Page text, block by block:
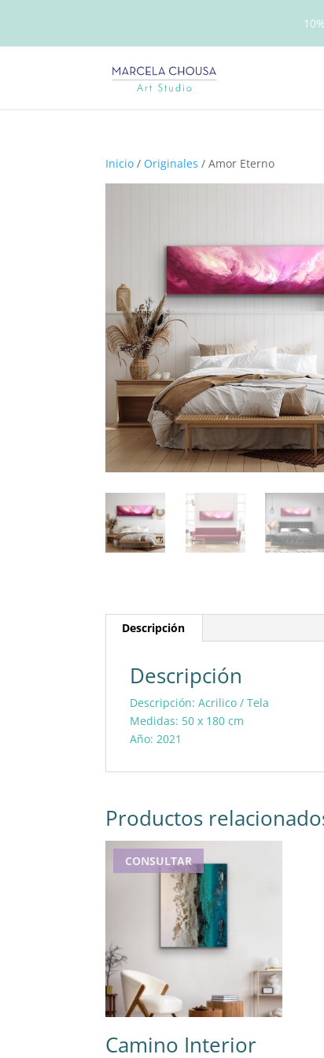
Inicio / Originales / Amor Eterno
Descripción
Descripción
Descripción: Acrilico / Tela
Medidas: 50 x 180 cm
Año: 2021
Productos
CONSULTAR
Camino Interior